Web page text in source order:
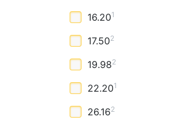
16.201
17.502
19.982
22.201
26.162